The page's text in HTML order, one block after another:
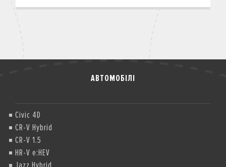
АВТОМОБІЛІ
Civic 4D
CR-V Hybrid
CR-V 1.5
HR-V e:HEV